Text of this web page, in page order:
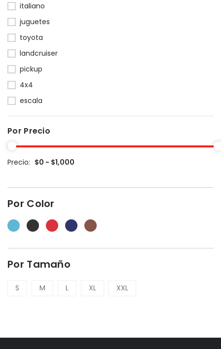
italiano
juguetes
toyota
landcruiser
pickup
4x4
escala
Por Precio
Precio: $0 - $1,000
Por Color
Por Tamaño
S M L XL XXL